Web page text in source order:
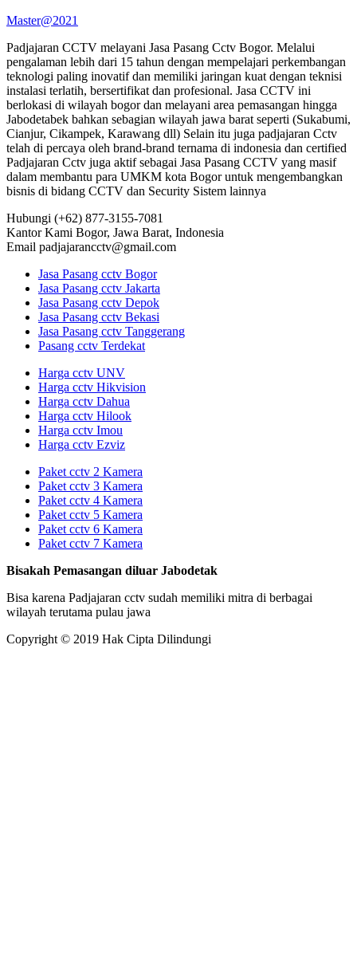
Master@2021
Padjajaran CCTV melayani Jasa Pasang Cctv Bogor. Melalui
pengalaman lebih dari 15 tahun dengan mempelajari perkembangan
teknologi paling inovatif dan memiliki jaringan kuat dengan teknisi
instalasi terlatih, bersertifikat dan profesional. Jasa CCTV ini
berlokasi di wilayah bogor dan melayani area pemasangan hingga
Jabodetabek bahkan sebagian wilayah jawa barat seperti (Sukabumi,
Cianjur, Cikampek, Karawang dll) Selain itu juga padjajaran Cctv
telah di percaya oleh brand-brand ternama di indonesia dan certified
Padjajaran Cctv juga aktif sebagai Jasa Pasang CCTV yang masif
dalam membantu para UMKM kota Bogor untuk mengembangkan
bisnis di bidang CCTV dan Security Sistem lainnya
Hubungi (+62) 877-3155-7081
Kantor Kami Bogor, Jawa Barat, Indonesia
Email padjajarancctv@gmail.com
Jasa Pasang cctv Bogor
Jasa Pasang cctv Jakarta
Jasa Pasang cctv Depok
Jasa Pasang cctv Bekasi
Jasa Pasang cctv Tanggerang
Pasang cctv Terdekat
Harga cctv UNV
Harga cctv Hikvision
Harga cctv Dahua
Harga cctv Hilook
Harga cctv Imou
Harga cctv Ezviz
Paket cctv 2 Kamera
Paket cctv 3 Kamera
Paket cctv 4 Kamera
Paket cctv 5 Kamera
Paket cctv 6 Kamera
Paket cctv 7 Kamera
Bisakah Pemasangan diluar Jabodetak
Bisa karena Padjajaran cctv sudah memiliki mitra di berbagai
wilayah terutama pulau jawa
Copyright © 2019 Hak Cipta Dilindungi